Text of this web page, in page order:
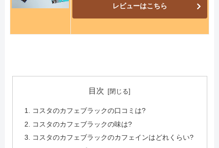
レビューはこちら
目次
コスタのカフェブラックの口コミは?
コスタのカフェブラックの味は?
コスタのカフェブラックのカフェインはどれくらい?